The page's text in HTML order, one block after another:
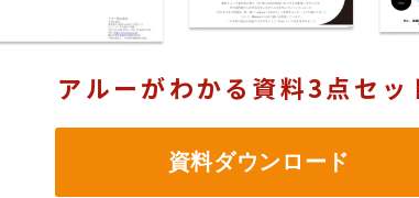
アルーがわかる資料3点セッ
資料ダウンロード